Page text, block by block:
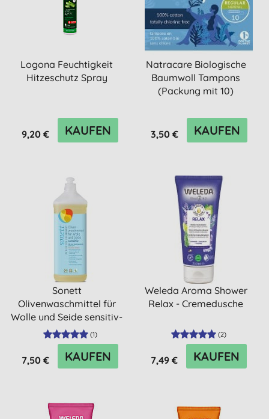
Logona Feuchtigkeit
Hitzeschutz Spray
9,20 € KAUFEN
Natracare Biologische
Baumwoll Tampons
(Packung mit 10)
3,50 € KAUFEN
Sonett
Olivenwaschmittel für
Wolle und Seide sensitiv-
1L (17 Wasch...
(1)
7,50 € KAUFEN
Weleda Aroma Shower
Relax - Cremedusche
(2)
7,49 € KAUFEN